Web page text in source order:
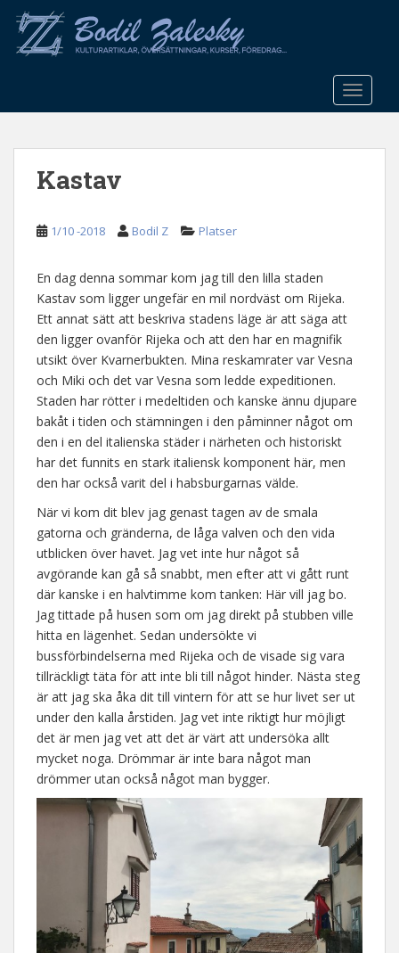
o
Kastav
1/10 -2018 Bodil Z Platser
En dag denna sommar kom jag till den lilla staden
Kastav som ligger ungefär en mil nordväst om Rijeka.
Ett annat sätt att beskriva stadens läge är att säga att
den ligger ovanför Rijeka och att den har en magnifik
utsikt över Kvarnerbukten. Mina reskamrater var Vesna
och Miki och det var Vesna som ledde expeditionen.
Staden har rötter i medeltiden och kanske ännu djupare
bakåt i tiden och stämningen i den påminner något om
den i en del italienska städer i närheten och historiskt
har det funnits en stark italiensk komponent här, men
den har också varit del i habsburgarnas välde.
När vi kom dit blev jag genast tagen av de smala
gatorna och gränderna, de låga valven och den vida
utblicken över havet. Jag vet inte hur något så
avgörande kan gå så snabbt, men efter att vi gått runt
där kanske i en halvtimme kom tanken: Här vill jag bo.
Jag tittade på husen som om jag direkt på stubben ville
hitta en lägenhet. Sedan undersökte vi
bussförbindelserna med Rijeka och de visade sig vara
tillräckligt täta för att inte bli till något hinder. Nästa steg
är att jag ska åka dit till vintern för att se hur livet ser ut
under den kalla årstiden. Jag vet inte riktigt hur möjligt
det är men jag vet att det är värt att undersöka allt
mycket noga. Drömmar är inte bara något man
drömmer utan också något man bygger.